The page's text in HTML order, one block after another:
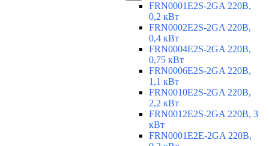
FRN0001E2S-2GA 220В,
0,2 кВт
FRN0002E2S-2GA 220В,
0,4 кВт
FRN0004E2S-2GA 220В,
0,75 кВт
FRN0006E2S-2GA 220В,
1,1 кВт
FRN0010E2S-2GA 220В,
2,2 кВт
FRN0012E2S-2GA 220В, 3
кВт
FRN0001E2E-2GA 220В,